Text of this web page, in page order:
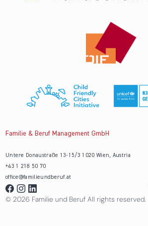
Familie & Beruf Management GmbH
Untere Donaustraße 13-15/3 1020 Wien, Austria
+43 1 218 50 70
office@familieundberuf.at
© 2026 Familie und Beruf All rights reserved.